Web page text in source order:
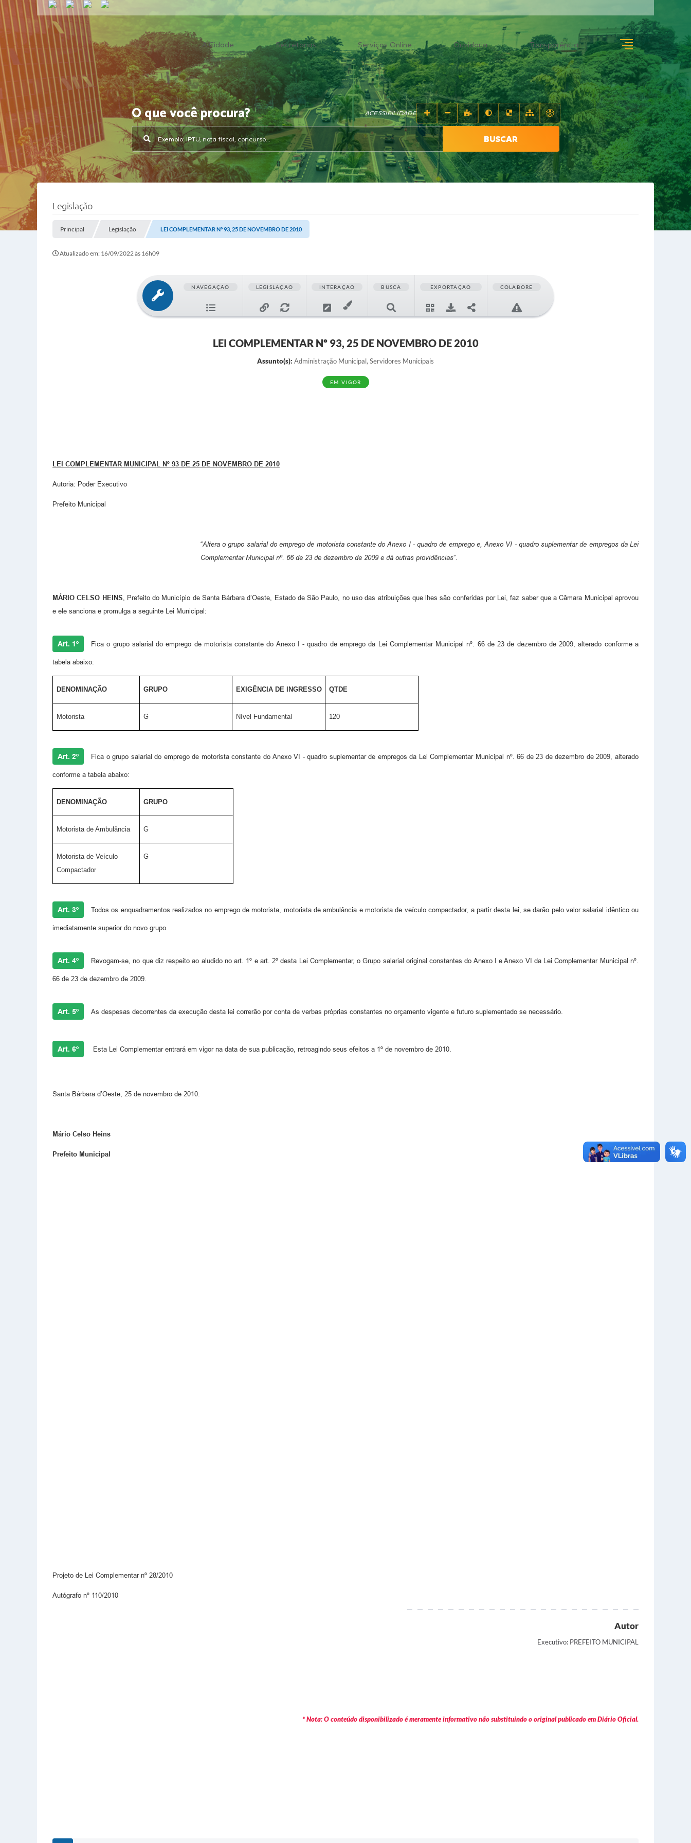
A Cidade Secretarias Serviços Online Ouvidoria Transparência
O que você procura?
BUSCAR
ACESSIBILIDADE
Legislação
Principal Legislação LEI COMPLEMENTAR Nº 93, 25 DE NOVEMBRO DE 2010
Atualizado em: 16/09/2022 às 16h09
NAVEGAÇÃO LEGISLAÇÃO INTERAÇÃO BUSCA EXPORTAÇÃO COLABORE
LEI COMPLEMENTAR Nº 93, 25 DE NOVEMBRO DE 2010
Assunto(s): Administração Municipal, Servidores Municipais
EM VIGOR
LEI COMPLEMENTAR MUNICIPAL Nº 93 DE 25 DE NOVEMBRO DE 2010
Autoria: Poder Executivo
Prefeito Municipal
“Altera o grupo salarial do emprego de motorista constante do Anexo I - quadro de emprego e, Anexo VI - quadro suplementar de empregos da Lei
Complementar Municipal nº. 66 de 23 de dezembro de 2009 e dá outras providências”.
MÁRIO CELSO HEINS , Prefeito do Município de Santa Bárbara d’Oeste, Estado de São Paulo, no uso das atribuições que lhes são conferidas por Lei, faz saber que a Câmara Municipal aprovou
e ele sanciona e promulga a seguinte Lei Municipal:
Art. 1º Fica o grupo salarial do emprego de motorista constante do Anexo I - quadro de emprego da Lei Complementar Municipal nº. 66 de 23 de dezembro de 2009, alterado conforme a
tabela abaixo:
DENOMINAÇÃO GRUPO EXIGÊNCIA DE INGRESSO QTDE
Motorista G Nível Fundamental 120
Art. 2º Fica o grupo salarial do emprego de motorista constante do Anexo VI - quadro suplementar de empregos da Lei Complementar Municipal nº. 66 de 23 de dezembro de 2009, alterado
conforme a tabela abaixo:
DENOMINAÇÃO GRUPO
Motorista de Ambulância G
Motorista de Veículo
Compactador
G
Art. 3º Todos os enquadramentos realizados no emprego de motorista, motorista de ambulância e motorista de veículo compactador, a partir desta lei, se darão pelo valor salarial idêntico ou
imediatamente superior do novo grupo.
Art. 4º Revogam-se, no que diz respeito ao aludido no art. 1º e art. 2º desta Lei Complementar, o Grupo salarial original constantes do Anexo I e Anexo VI da Lei Complementar Municipal nº.
66 de 23 de dezembro de 2009.
Art. 5º As despesas decorrentes da execução desta lei correrão por conta de verbas próprias constantes no orçamento vigente e futuro suplementado se necessário.
Art. 6º Esta Lei Complementar entrará em vigor na data de sua publicação, retroagindo seus efeitos a 1º de novembro de 2010.
Santa Bárbara d’Oeste, 25 de novembro de 2010.
Mário Celso Heins
Prefeito Municipal
Projeto de Lei Complementar nº 28/2010
Autógrafo nº 110/2010
Autor
Executivo: PREFEITO MUNICIPAL
* Nota: O conteúdo disponibilizado é meramente informativo não substituindo o original publicado em Diário Oficial.